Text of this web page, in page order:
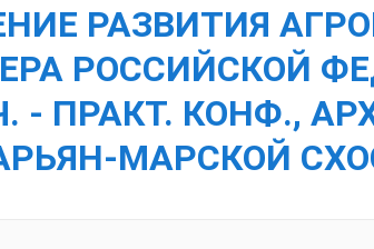
РАЗВИТИЯ
РОССИЙСКОЙ
ПРАКТ. КОНФ.,
МАРСКОЙ СХОС